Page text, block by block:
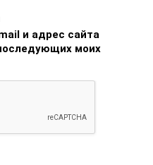
и адрес сайта
моих